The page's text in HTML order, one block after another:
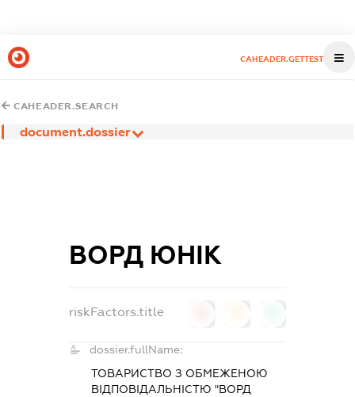
CAHEADER.GETTEST
CAHEADER.SEARCH
document.dossier
ВОРД ЮНІК
riskFactors.title
dossier.fullName:
ТОВАРИСТВО З ОБМЕЖЕНОЮ
ВІДПОВІДАЛЬНІСТЮ "ВОРД